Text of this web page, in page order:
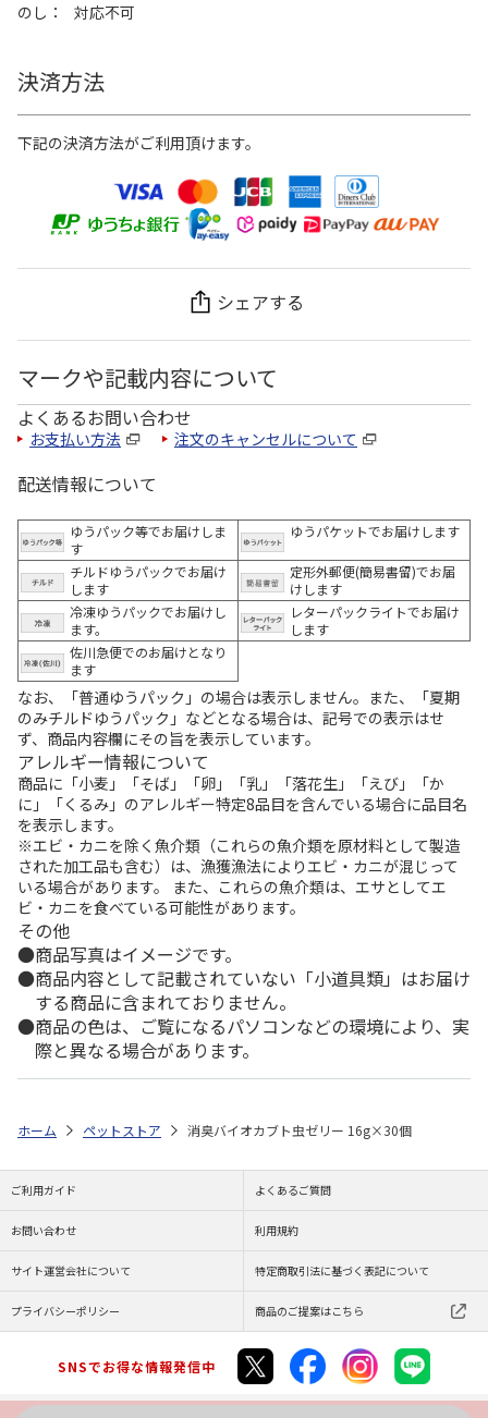
のし
対応不可
決済方法
下記の決済方法がご利用頂けます。
シェアする
マークや記載内容について
よくあるお問い合わせ
お支払い方法 注文のキャンセルについて
配送情報について
ゆうパック等でお届けしま
す
ゆうパケットでお届けします
チルドゆうパックでお届け
します
定形外郵便(簡易書留)でお届
けします
冷凍ゆうパックでお届けし
ます。
レターパックライトでお届け
します
佐川急便でのお届けとなり
ます
なお、「普通ゆうパック」の場合は表示しません。また、「夏期
のみチルドゆうパック」などとなる場合は、記号での表示はせ
ず、商品内容欄にその旨を表示しています。
アレルギー情報について
商品に「小麦」「そば」「卵」「乳」「落花生」「えび」「か
に」「くるみ」のアレルギー特定8品目を含んでいる場合に品目名
を表示します。
※エビ・カニを除く魚介類（これらの魚介類を原材料として製造
された加工品も含む）は、漁獲漁法によりエビ・カニが混じって
いる場合があります。 また、これらの魚介類は、エサとしてエ
ビ・カニを食べている可能性があります。
その他
商品写真はイメージです。
商品内容として記載されていない「小道具類」はお届け
する商品に含まれておりません。
商品の色は、ご覧になるパソコンなどの環境により、実
際と異なる場合があります。
ホーム ペットストア 消臭バイオカブト虫ゼリー 16g×30個
ご利用ガイド よくあるご質問
お問い合わせ 利用規約
サイト運営会社について 特定商取引法に基づく表記について
プライバシーポリシー 商品のご提案はこちら
SNSでお得な情報発信中